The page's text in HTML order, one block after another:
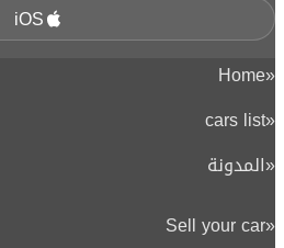
iOS
«
Home
«
cars list
«المدونة
«
Sell your car